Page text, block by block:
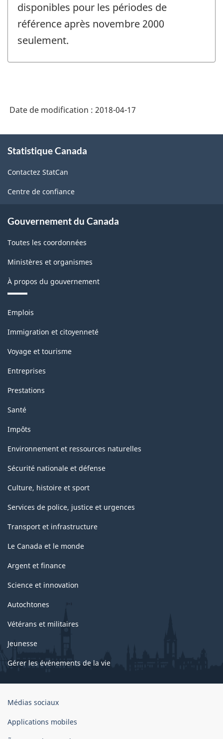
disponibles pour les périodes de
référence après novembre 2000
seulement.
Date de modification : 2018-04-17
propos
ce
site
Statistique Canada
Contactez StatCan
Centre de confiance
Gouvernement du Canada
Toutes les coordonnées
Ministères et organismes
À propos du gouvernement
Thèmes
sujets
Emplois
Immigration et citoyenneté
Voyage et tourisme
Entreprises
Prestations
Santé
Impôts
Environnement et ressources naturelles
Sécurité nationale et défense
Culture, histoire et sport
Services de police, justice et urgences
Transport et infrastructure
Le Canada et le monde
Argent et finance
Science et innovation
Autochtones
Vétérans et militaires
Jeunesse
Gérer les événements de la vie
Organisation
gouvernement
Médias sociaux
Applications mobiles